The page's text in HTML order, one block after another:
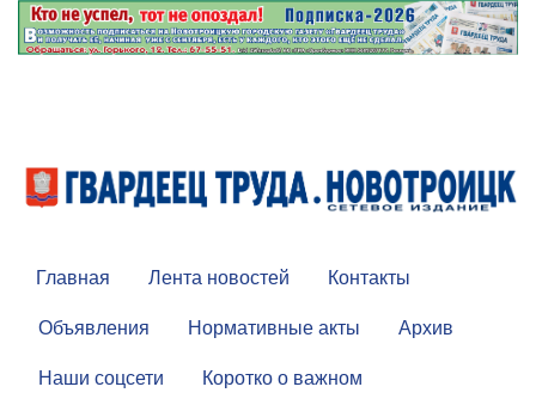
Главная Лента новостей
Контакты
Объявления
Нормативные акты
Архив
Наши соцсети
Коротко о важном